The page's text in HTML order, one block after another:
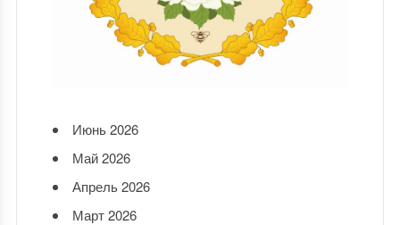
Июнь 2026
Май 2026
Апрель 2026
Март 2026